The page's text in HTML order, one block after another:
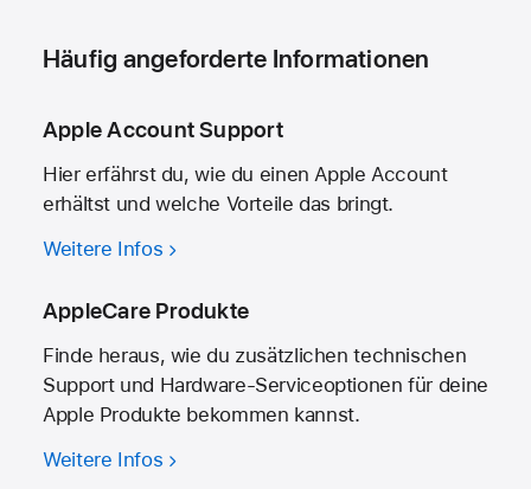
Häufig angeforderte Informationen
Apple Account Support
Hier erfährst du, wie du einen Apple Account
erhältst und welche Vorteile das bringt.
Weitere Infos
AppleCare Produkte
Finde heraus, wie du zusätzlichen technischen
Support und Hardware-Serviceoptionen für deine
Apple Produkte bekommen kannst.
Weitere Infos